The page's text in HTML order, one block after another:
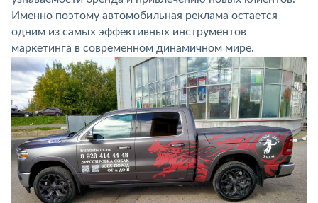
Именно поэтому автомобильная реклама остается
одним из самых эффективных инструментов
маркетинга в современном динамичном мире.